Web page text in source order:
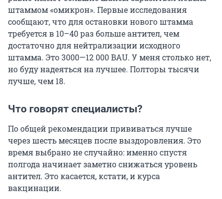
штаммом «омикрон». Первые исследования
сообщают, что для остановки нового штамма
требуется в 10–40 раз больше антител, чем
достаточно для нейтрализации исходного
штамма. Это 3000—12 000 BAU. У меня столько нет,
но буду надеяться на лучшее. Полторы тысячи
лучше, чем 18.
Что говорят специалисты?
По общей рекомендации прививаться лучше
через шесть месяцев после выздоровления. Это
время выбрано не случайно: именно спустя
полгода начинает заметно снижаться уровень
антител. Это касается, кстати, и курса
вакцинации.